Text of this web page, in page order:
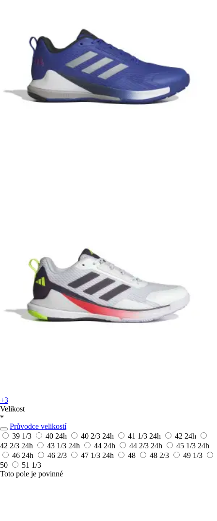
+3
Velikost
*
Průvodce velikostí
39 1/3
40 24h 40 2/3 24h 41 1/3 24h 42 24h
42 2/3 24h 43 1/3 24h 44 24h 44 2/3 24h 45 1/3 24h
46 24h 46 2/3 47 1/3 24h 48 48 2/3
49 1/3
50
51 1/3
Toto pole je povinné